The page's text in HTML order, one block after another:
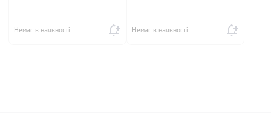
Немає в наявності Немає в наявності